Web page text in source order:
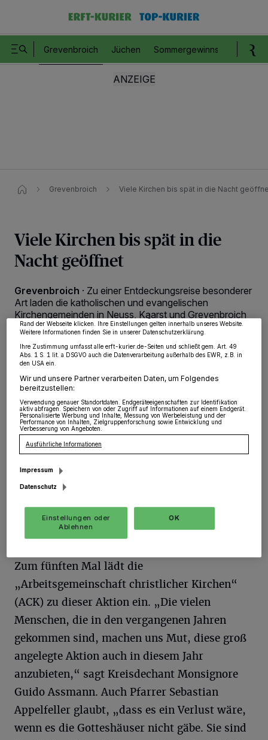
Grevenbroich Jüchen Sommergewinnspiel
Grevenbroich Viele Kirchen bis spät in die Nacht
Viele Kirchen bis spät in die
Nacht geöffnet
Grevenbroich · Zu einer Entdeckungsreise besonderer
Art laden die katholischen und evangelischen
Kirchengemeinden in Neuss, Kaarst und Grevenbroich
ein: 28 Gotteshäuser halten an diesem Freitag ihre
25.10.2016 , 09:22 Uhr
U nd das bis 23 Uhr.
Zum fünften Mal lädt die
„Arbeitsgemeinschaft christlicher Kirchen“
(ACK) zu dieser Aktion ein. „Die vielen
Menschen, die in den vergangenen Jahren
gekommen sind, machen uns Mut, diese groß
angelegte Aktion auch in diesem Jahr
anzubieten,“ sagt Kreisdechant Monsignore
Guido Assmann. Auch Pfarrer Sebastian
Appelfeller glaubt, „dass es ein Verlust wäre,
wenn es die Gotteshäuser nicht gäbe. Sie sind
Wir und unsere218-Partner speichern und greifen auf personenbezogene Daten
wie Browserdaten oder eindeutige Kennungen auf Ihrem Gerät zu. Durch Auswahl
Zwecke. Wenn Tracker deaktiviert sind, sind manche Inhalte und Anzeigen
möglicherweise nicht mehr so relevant für Sie. Sie können dieses Menü jederzeit
wieder aufrufen, um Ihre Einstellungen zu ändern oder Ihre Einwilligung zu
widerrufen, indem Sie auf den Link Einstellungen oder Ablehnen am unteren
Rand der Webseite klicken. Ihre Einstellungen gelten innerhalb unseres Website.
Weitere Informationen finden Sie in unserer Datenschutzerklärung.
Ihre Zustimmung umfasst alle erft-kurier.de-Seiten und schließt gem. Art. 49
Abs. 1 S. 1 lit. a DSGVO auch die Datenverarbeitung außerhalb des EWR, z.B. in
den USA ein.
Wir und unsere Partner verarbeiten Daten, um Folgendes
bereitzustellen:
Verwendung genauer Standortdaten. Endgeräteeigenschaften zur Identifikation
aktiv abfragen. Speichern von oder Zugriff auf Informationen auf einem Endgerät.
Personalisierte Werbung und Inhalte, Messung von Werbeleistung und der
Performance von Inhalten, Zielgruppenforschung sowie Entwicklung und
Verbesserung von Angeboten.
Ausführliche Informationen
Impressum
Datenschutz
Einstellungen oder
Ablehnen
OK